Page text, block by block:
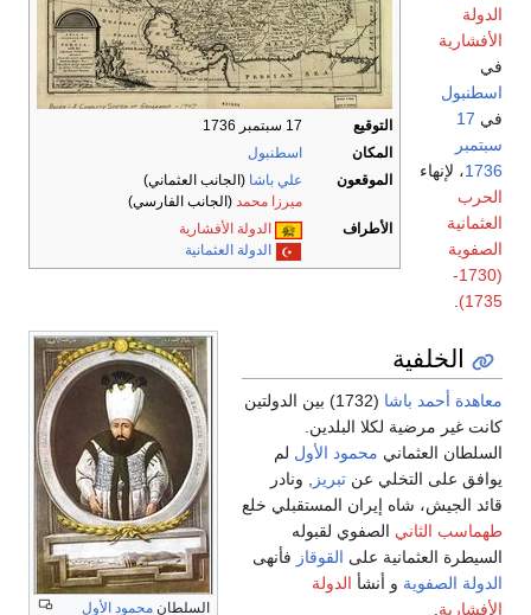
التوقيع
17 سبتمبر 1736
المكان
اسطنبول
الموقعون
علي باشا (الجانب العثماني)
ميرزا محمد (الجانب الفارسي)
الأطراف
الدولة الأفشارية
الدولة العثمانية
الدولة
الأفشارية
في
اسطنبول
في 17
سبتمبر
1736، لإنهاء
الحرب
العثمانية
الصفوية
(1730-
1735)
السلطان محمود الأول
الخلفية
معاهدة أحمد باشا
(1732) بين الدولتين
كانت غير مرضية لكلا البلدين.
السلطان العثماني محمود الأول لم
يوافق على التخلي عن تبريز , ونادر
قائد الجيش، شاه إيران المستقبلي خلع
طهماسب الثاني الصفوي لقبوله
السيطرة العثمانية على القوقاز فأنهى
الدولة الصفوية و أنشأ الدولة
الأفشارية.